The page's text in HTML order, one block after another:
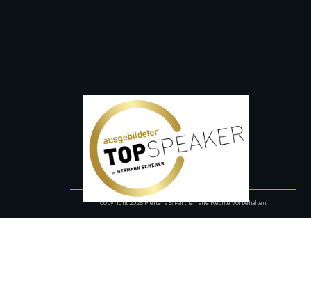
Copyright2026Melters & Partner, alle Rechte vorbehalten.